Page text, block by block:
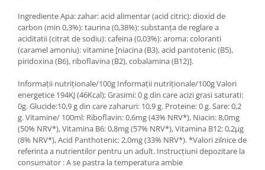
Ingrediente Apa: zahar: acid alimentar (acid citric): dioxid de
carbon (min 0,3%): taurina (0,38%): substanţa de reglare a
aciditatii (citrat de sodiu): cafeina (0,03%): aroma: coloranti
(caramel amoniu): vitamine [niacina (B3), acid pantotenic (B5),
piridoxina (B6), riboflavina (B2), cobalamina (B12)].
Informații nutriționale/100g Informații nutriționale/100g Valori
energetice 194KJ (46Kcal); Grasimi: 0 g din care acizi grasi saturati:
0g. Glucide:10,9 g din care zaharuri: 10,9 g. Proteine: 0 g. Sare: 0,2
g. Vitamine/ 100ml: Riboflavin: 0,6mg (43% NRV*), Niacin: 8,0mg
(50% NRV*), Vitamina B6: 0,8mg (57% NRV*), Vitamina B12: 0,2μg
(8% NRV*), Acid Panthotenic: 2,0mg (33% NRV*). *Valori zilnice de
referinta a nutrientilor pentru un adult. Instrucţiuni depozitare la
consumator : A se pastra la temperatura ambie